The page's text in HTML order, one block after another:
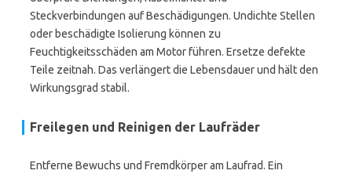
Steckverbindungen auf Beschädigungen. Undichte Stellen
oder beschädigte Isolierung können zu
Feuchtigkeitsschäden am Motor führen. Ersetze defekte
Teile zeitnah. Das verlängert die Lebensdauer und hält den
Wirkungsgrad stabil.
Freilegen und Reinigen der Laufräder
Entferne Bewuchs und Fremdkörper am Laufrad. Ein